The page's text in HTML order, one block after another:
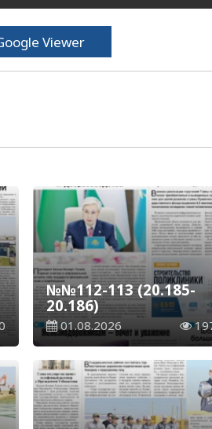
Viewer
№№112-113 (20.185-
20.186)
01.08.2026